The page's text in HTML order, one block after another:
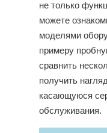
не только
можете
моделями
примеру
сравнить
получить
касающуюся
обслуживания.